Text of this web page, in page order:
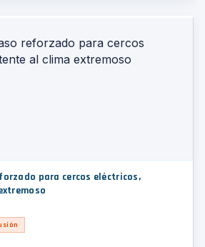
para cercos eléctricos,